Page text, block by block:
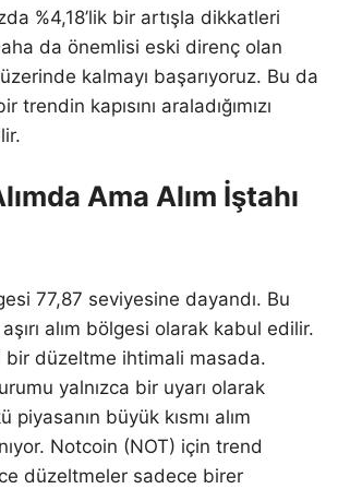
%4,18’lik bir artışla dikkatleri
da önemlisi eski direnç olan
kalmayı başarıyoruz. Bu da
trendin kapısını araladığımızı
Ama Alım İştahı
77,87 seviyesine dayandı. Bu
alım bölgesi olarak kabul edilir.
bir düzeltme ihtimali masada.
yalnızca bir uyarı olarak
piyasanın büyük kısmı alım
Notcoin (NOT) için trend
düzeltmeler sadece birer